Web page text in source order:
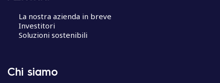
La nostra azienda in breve
Investitori
Soluzioni sostenibili
Chi siamo